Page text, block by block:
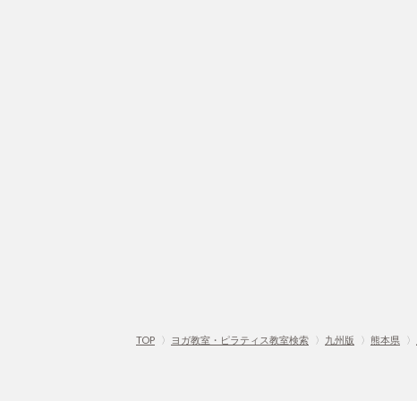
TOP 〉 ヨガ教室・ピラティス教室検索 〉 九州版 〉 熊本県 〉